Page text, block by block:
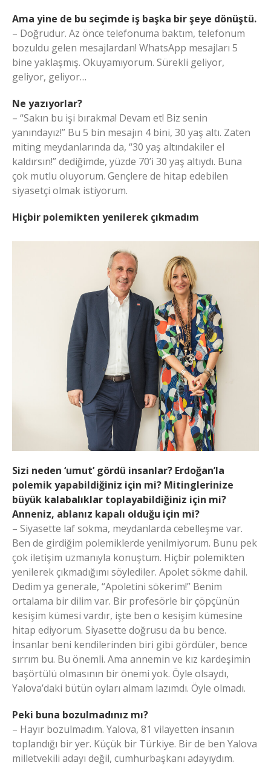
Ama yine de bu seçimde iş başka bir şeye dönüştü.
– Doğrudur. Az önce telefonuma baktım, telefonum
bozuldu gelen mesajlardan! WhatsApp mesajları 5
bine yaklaşmış. Okuyamıyorum. Sürekli geliyor,
geliyor, geliyor…
Ne yazıyorlar?
– “Sakın bu işi bırakma! Devam et! Biz senin
yanındayız!” Bu 5 bin mesajın 4 bini, 30 yaş altı. Zaten
miting meydanlarında da, “30 yaş altındakiler el
kaldırsın!” dediğimde, yüzde 70’i 30 yaş altıydı. Buna
çok mutlu oluyorum. Gençlere de hitap edebilen
siyasetçi olmak istiyorum.
Hiçbir polemikten yenilerek çıkmadım
Sizi neden ‘umut’ gördü insanlar? Erdoğan’la
polemik yapabildiğiniz için mi? Mitinglerinize
büyük kalabalıklar toplayabildiğiniz için mi?
Anneniz, ablanız kapalı olduğu için mi?
– Siyasette laf sokma, meydanlarda cebelleşme var.
Ben de girdiğim polemiklerde yenilmiyorum. Bunu pek
çok iletişim uzmanıyla konuştum. Hiçbir polemikten
yenilerek çıkmadığımı söylediler. Apolet sökme dahil.
Dedim ya generale, “Apoletini sökerim!” Benim
ortalama bir dilim var. Bir profesörle bir çöpçünün
kesişim kümesi vardır, işte ben o kesişim kümesine
hitap ediyorum. Siyasette doğrusu da bu bence.
İnsanlar beni kendilerinden biri gibi gördüler, bence
sırrım bu. Bu önemli. Ama annemin ve kız kardeşimin
başörtülü olmasının bir önemi yok. Öyle olsaydı,
Yalova’daki bütün oyları almam lazımdı. Öyle olmadı.
Peki buna bozulmadınız mı?
– Hayır bozulmadım. Yalova, 81 vilayetten insanın
toplandığı bir yer. Küçük bir Türkiye. Bir de ben Yalova
milletvekili adayı değil, cumhurbaşkanı adayıydım.